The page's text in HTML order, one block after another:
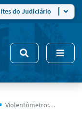
do Judiciário
Violentômetro: Podcast A CGJUS tá ON detalha o funcionamento do painel de BI do Judiciário para monitoramento de medidas protetivas no Tocantins